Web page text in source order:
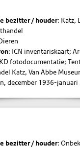
bezitter / houder: Katz,
: ICN inventariskaart;
fotodocumentatie;
Katz, Van Abbe
december 1936-januari
bezitter / houder: